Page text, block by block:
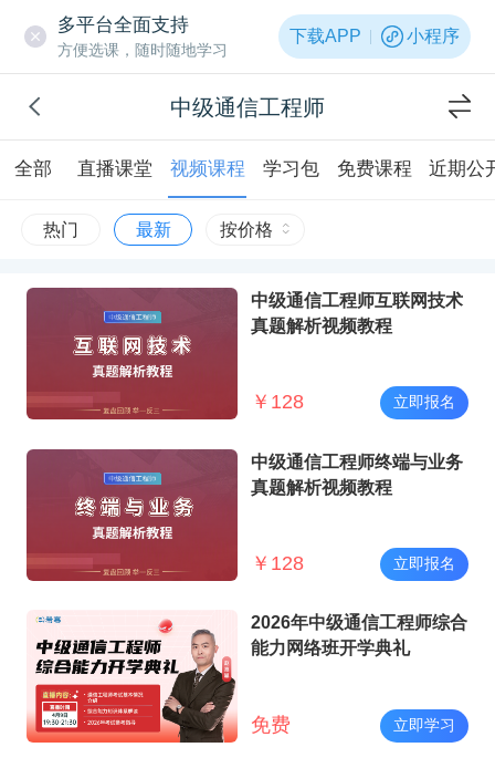
多平台全面支持
方便选课，随时随地学习
下载APP 小程序
中级通信工程师
全部 直播课堂 视频课程 学习包 免费课程 近期公
热门 最新 按价格
中级通信工程师互联网技术
真题解析视频教程
￥ 128 立即报名
中级通信工程师终端与业务
真题解析视频教程
￥ 128 立即报名
2026年中级通信工程师综合
能力网络班开学典礼
免费 立即学习